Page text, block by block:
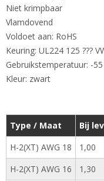
Niet krimpbaar
Vlamdovend
Voldoet aan: RoHS
Keuring: UL224 125 ???
Gebruikstemperatuur: -55
Kleur: zwart
Type / Maat Bij
H-2(XT) AWG 18
1,00
H-2(XT) AWG 16
1,30